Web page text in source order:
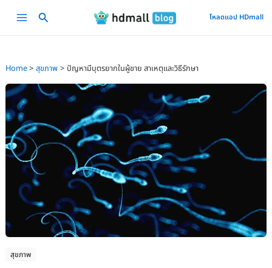
Main
โหลดแอป HDmall
Home สุขภาพ ปัญหามีบุตรยากในผู้ชาย สาเหตุและวิธีรักษา
สุขภาพ